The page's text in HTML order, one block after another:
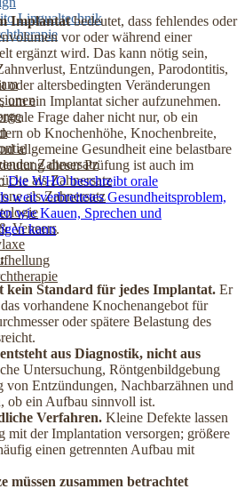
Lingualtechnik
Zahnersatz
als Zahnersatz
als Zahnersatz
Veneers
buchen
Implantatbedeutet, dass fehlendes oder
vor oder während einer
ergänzt wird. Das kann nötig sein,
Entzündungen, Parodontitis,
oder altersbedingten Veränderungen
um ein Implantat sicher aufzunehmen.
Frage daher nicht nur, ob ein
ob Knochenhöhe, Knochenbreite,
allgemeine Gesundheit eine belastbare
dieser Prüfung ist auch im
Die WHO beschreibt orale
weit verbreitetes Gesundheitsproblem,
wie Kauen, Sprechen und
kann.
kein Standard für jedes Implantat. Er
vorhandene Knochenangebot für
oder spätere Belastung des
aus Diagnostik, nicht aus
Untersuchung, Röntgenbildgebung
von Entzündungen, Nachbarzähnen und
ob ein Aufbau sinnvoll ist.
Verfahren. Kleine Defekte lassen
mit der Implantation versorgen; größere
einen getrennten Aufbau mit
müssen zusammen betrachtet